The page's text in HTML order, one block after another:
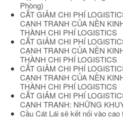
Phòng)
CẮT GIẢM CHI PHÍ
CẠNH TRANH CỦA NỀN
THÀNH CHI PHÍ LOGISTICS
CẮT GIẢM CHI PHÍ
CẠNH TRANH CỦA NỀN
THÀNH CHI PHÍ LOGISTICS
CẮT GIẢM CHI PHÍ
CẠNH TRANH CỦA NỀN
THÀNH CHI PHÍ LOGISTICS
CẮT GIẢM CHI PHÍ
CẠNH TRANH: NHỮNG
Cầu Cát Lái sẽ kết nối vào